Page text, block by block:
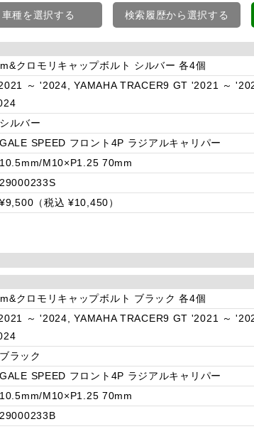
車種を選択する 検索履歴から選択する
クロモリキャップボルト シルバー 各4個
～ '2024, YAMAHA TRACER9 GT '2021 ～
シルバー
GALE SPEED フロント4P ラジアルキャリパー
10.5mm/M10×P1.25 70mm
29000233S
¥9,500（税込 ¥10,450）
クロモリキャップボルト ブラック 各4個
～ '2024, YAMAHA TRACER9 GT '2021 ～
ブラック
GALE SPEED フロント4P ラジアルキャリパー
10.5mm/M10×P1.25 70mm
29000233B